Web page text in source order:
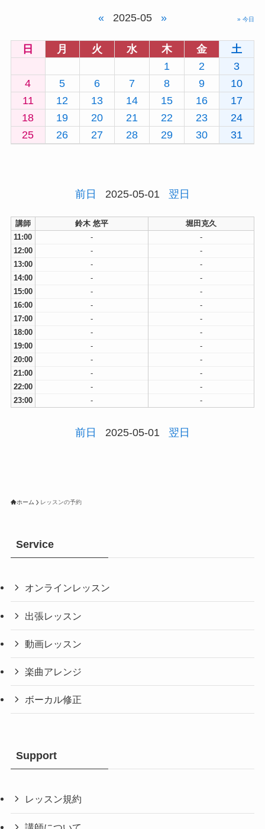
« 2025-05 » » 今日
日 月 火 水 木 金
土
1
2
3
4
5 6 7 8 9
10
11
12 13 14 15 16
17
18
19 20 21 22 23
24
25
26 27 28 29 30 31
前日 2025-05-01 翌日
講師 鈴木 悠平
堀田克久
11:00
-
-
12:00
-
-
13:00
-
-
14:00
-
-
15:00
-
-
16:00
-
-
17:00
-
-
18:00
-
-
19:00
-
-
20:00
-
-
21:00
-
-
22:00
-
-
23:00
- -
前日 2025-05-01 翌日
ホーム レッスンの予約
Service
オンラインレッスン
出張レッスン
動画レッスン
楽曲アレンジ
ボーカル修正
Support
レッスン規約